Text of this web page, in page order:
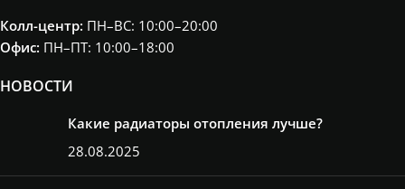
Колл-центр: ПН–ВС: 10:00–20:00​
Офис: ПН–ПТ: 10:00–18:00
НОВОСТИ
Какие радиаторы отопления лучше?
28.08.2025